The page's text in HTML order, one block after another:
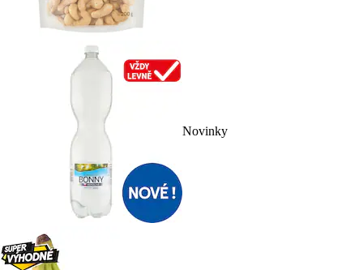
Novinky